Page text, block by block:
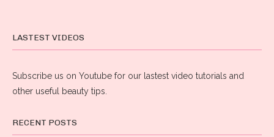
LASTEST VIDEOS
Subscribe us on Youtube for our lastest video tutorials and
other useful beauty tips.
RECENT POSTS